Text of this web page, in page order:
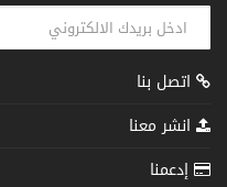
اتصل بنا
انشر معنا
إدعمنا